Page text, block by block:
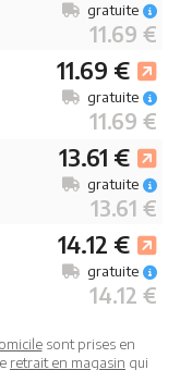
11.69 €
gratuite
11.69 €
11.69 €
gratuite
13.61 €
13.61 €
gratuite
14.12 €
14.12 €
gratuite
sont prises en
retrait en magasin qui